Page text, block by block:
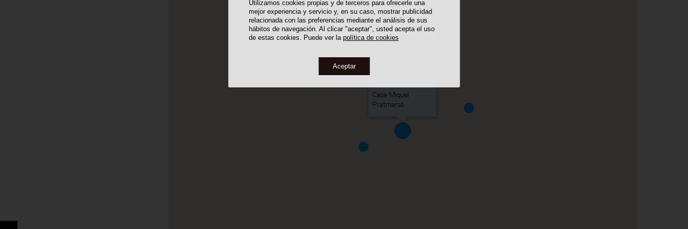
Utilizamos cookies propias y de terceros para ofrecerle una
mejor experiencia y servicio y, en su caso, mostrar publicidad
relacionada con las preferencias mediante el análisis de sus
hábitos de navegación. Al clicar "aceptar", usted acepta el uso
de estas cookies. Puede ver la política de cookies
Aceptar
Casa Miquel
Pratmarsó